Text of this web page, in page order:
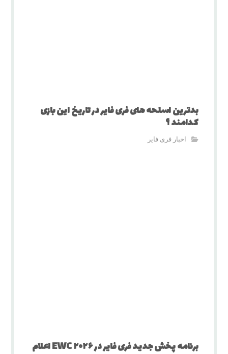
بدترین اسلحه‌ های فری فایر در تاریخ این بازی
کدامند ؟
اخبار فری فایر
برنامه پخش جدید فری فایر در EWC ۲۰۲۶ اعلام